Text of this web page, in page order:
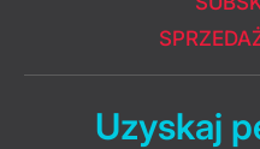
Uzyskaj